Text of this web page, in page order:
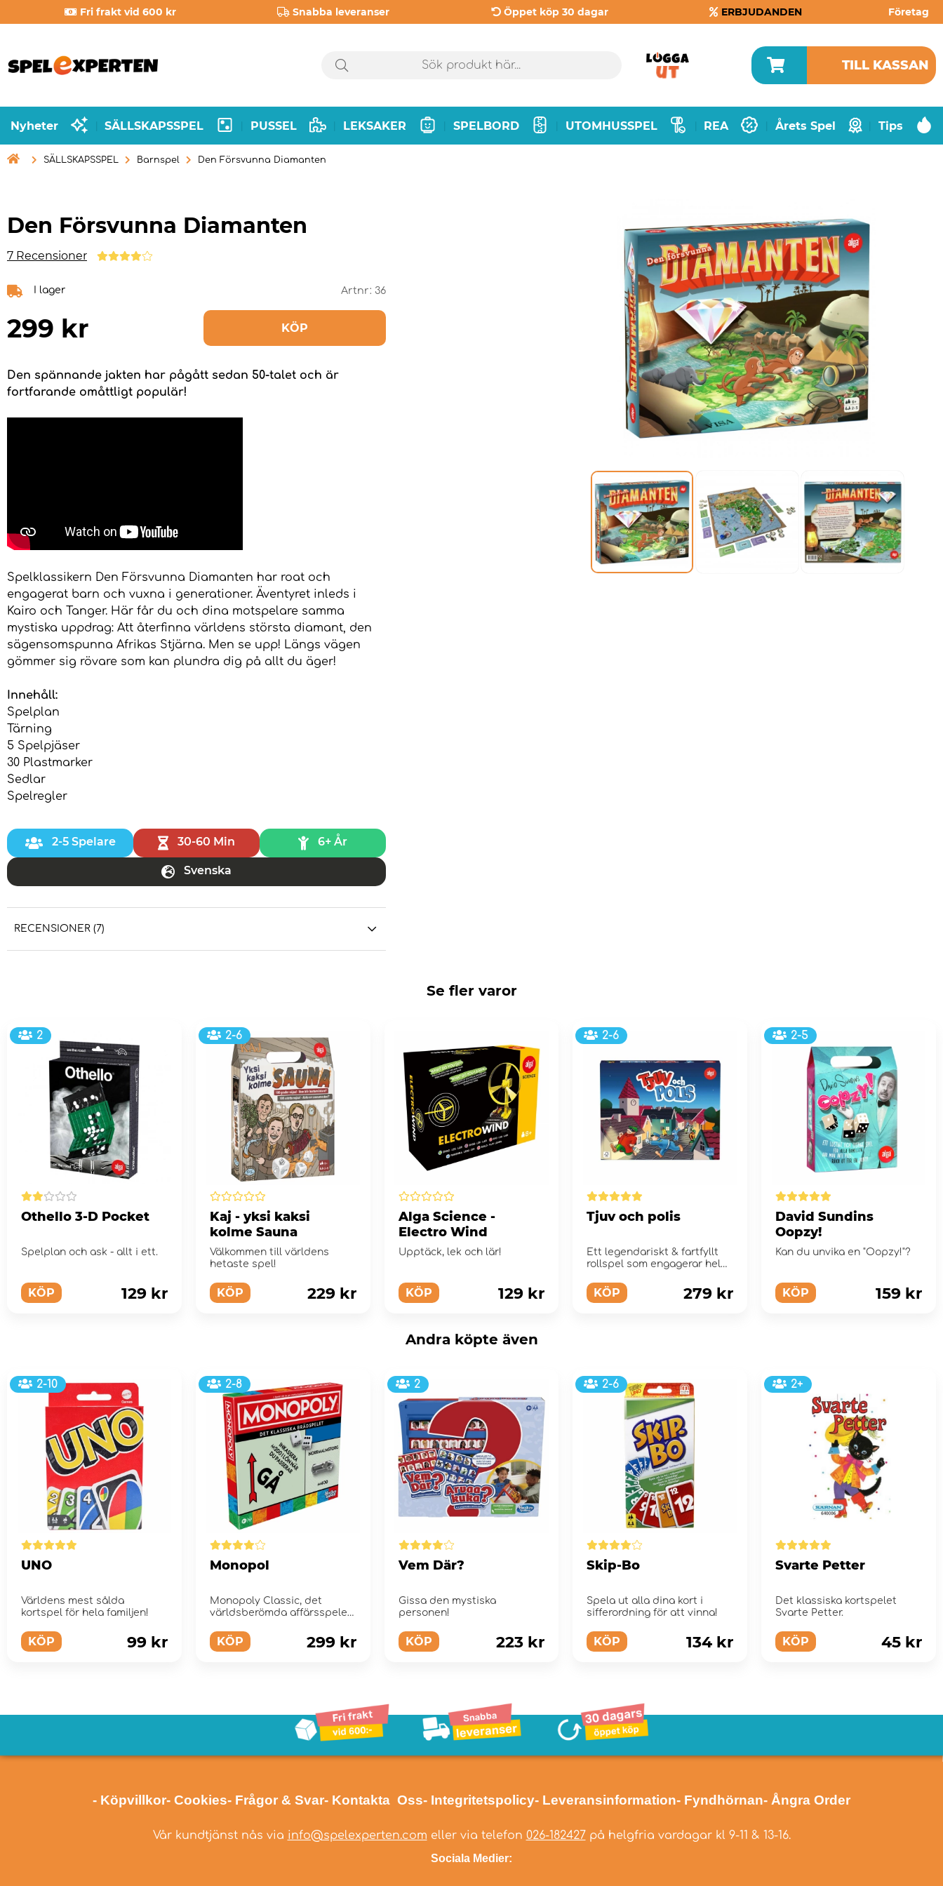
Fri frakt vid 600 kr Snabba leveranser Öppet köp 30 dagar ERBJUDANDEN Företag
TILL KASSAN
Nyheter SÄLLSKAPSSPEL PUSSEL LEKSAKER SPELBORD UTOMHUSSPEL REA Årets Spel Tips
 SÄLLSKAPSSPEL Barnspel Den Försvunna Diamanten
Den Försvunna Diamanten
7 Recensioner
I lager Artnr: 36
299 kr KÖP
Den spännande jakten har pågått sedan 50-talet och är
fortfarande omåttligt populär!
Spelklassikern Den Försvunna Diamanten har roat och
engagerat barn och vuxna i generationer. Äventyret inleds i
Kairo och Tanger. Här får du och dina motspelare samma
mystiska uppdrag: Att återfinna världens största diamant, den
sägensomspunna Afrikas Stjärna. Men se upp! Längs vägen
gömmer sig rövare som kan plundra dig på allt du äger!
Innehåll:
Spelplan
Tärning
5 Spelpjäser
30 Plastmarker
Sedlar
Spelregler
2-5 Spelare 30-60 Min 6+ År
Svenska
RECENSIONER (7)
Se fler varor
2
Othello 3-D Pocket
Spelplan och ask - allt i ett.
KÖP 129 kr
2-6
Kaj - yksi kaksi
kolme Sauna
Välkommen till världens
hetaste spel!
KÖP 229 kr
Alga Science -
Electro Wind
Upptäck, lek och lär!
KÖP 129 kr
2-6
Tjuv och polis
Ett legendariskt & fartfyllt
rollspel som engagerar hela
KÖP 279 kr
2-5
David Sundins
Oopzy!
Kan du unvika en "Oopzy!"?
KÖP 159 kr
Andra köpte även
2-10
UNO
Världens mest sålda
kortspel för hela familjen!
KÖP 99 kr
2-8
Monopol
Monopoly Classic, det
världsberömda affärsspelet
KÖP 299 kr
2
Vem Där?
Gissa den mystiska
personen!
KÖP 223 kr
2-6
Skip-Bo
Spela ut alla dina kort i
sifferordning för att vinna!
KÖP 134 kr
2+
Svarte Petter
Det klassiska kortspelet
Svarte Petter.
KÖP 45 kr
- Köpvillkor- Cookies- Frågor & Svar- Kontakta Oss- Integritetspolicy- Leveransinformation- Fyndhörnan- Ångra Order
Vår kundtjänst nås via info@spelexperten.com eller via telefon 026-182427på helgfria vardagar kl 9-11 & 13-16.
Sociala Medier: